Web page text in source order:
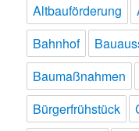
Altbauförderung
Bahnhof
Baumaßnahmen
Bürgerfrühstück